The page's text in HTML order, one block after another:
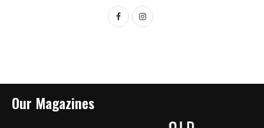
Our Magazines